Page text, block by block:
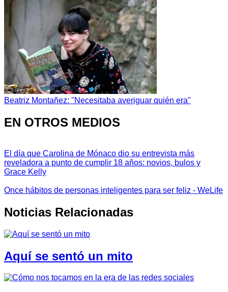
Beatriz Montañez: "Necesitaba averiguar quién era"
EN OTROS MEDIOS
El día que Carolina de Mónaco dio su entrevista más
reveladora a punto de cumplir 18 años: novios, bulos y
Grace Kelly
Once hábitos de personas inteligentes para ser feliz - WeLife
Noticias Relacionadas
Aquí se sentó un mito